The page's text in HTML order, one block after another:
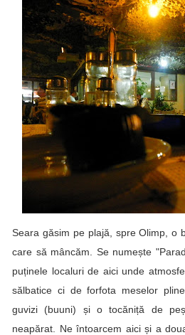
Seara găsim pe plajă, spre Olimp, o
care să mâncăm. Se numește
puținele localuri de aici unde
sălbatice ci de forfota meselor
guvizi (buuni) și o tocăniță de
neapărat. Ne întoarcem aici și a